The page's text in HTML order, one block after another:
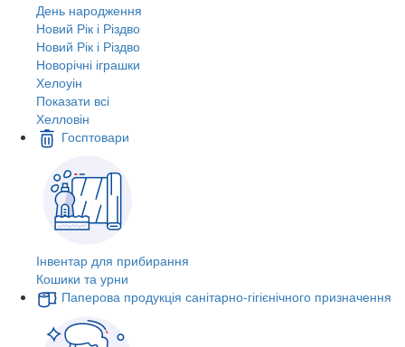
День народження
Новий Рік і Різдво
Новий Рік і Різдво
Новорічні іграшки
Хелоуін
Показати всі
Хелловін
Госптовари
Інвентар для прибирання
Кошики та урни
Паперова продукція санітарно-гігієнічного призначення